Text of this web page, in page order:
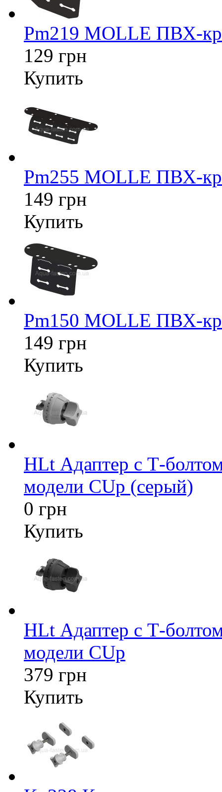
Pm219 MOLLE ПВХ-
129 грн
Купить
Pm255 MOLLE ПВХ-
149 грн
Купить
Pm150 MOLLE ПВХ-
149 грн
Купить
HLt Адаптер c Т-
модели CUp (серый)
0 грн
Купить
HLt Адаптер c Т-
модели CUp
379 грн
Купить